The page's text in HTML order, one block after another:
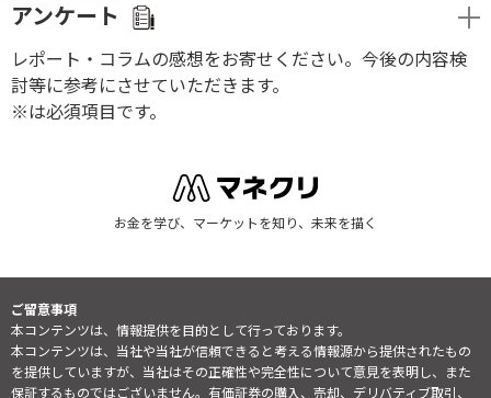
アンケート
レポート・コラムの感想をお寄せください。今後の内容検
討等に参考にさせていただきます。
※は必須項目です。
お金を学び、マーケットを知り、未来を描く
ご留意事項
本コンテンツは、情報提供を目的として行っております。
本コンテンツは、当社や当社が信頼できると考える情報源から提供されたもの
を提供していますが、当社はその正確性や完全性について意見を表明し、また
保証するものではございません。有価証券の購入、売却、デリバティブ取引、